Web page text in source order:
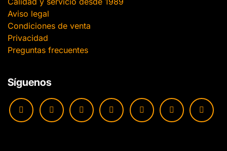
Aviso legal
Condiciones de venta
Privacidad
Preguntas frecuentes
Síguenos